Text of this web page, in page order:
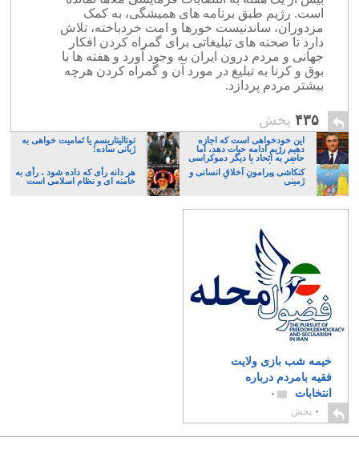
است. رژیم طبق برنامه های همیشگی، به کمک
مزدوران، ساندنیست خورها و امت خردباخته، تلاش
دارد تا صحنه های تبلیغاتی برای گمراه کردن افکار
جهانی و مردم درون ایران به وجود آورد و هفته ها با
بوق و کرنا به تبلیغ در مورد آن و گمراه کردن هرچه
بیشتر مردم پردازد.
۴۳۵ پخش
این خودخواهی است که اجازه
دهیم رژیم ادامه حیات دهد، اما
حاضر به اتحاد با دیگر دموکراسی
خواهان نباشیم!
توتالیتاریسم یا تَمامیت خواهی به
زَبانی ساده!
کنکاشی پیرامونِ اَخلاقِ انسانی و
زَمینی
هر دانه رأی که داده شود ، رأی به
خامنه ای و نظام اسلامی است
خیمه شب بازی ولایت
فقیه بامردم درباره
انتخابات
۰
۰ پخش